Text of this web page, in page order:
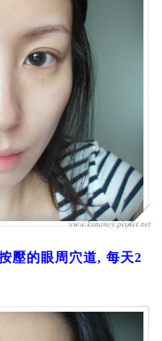
壓的眼周穴道, 每天2